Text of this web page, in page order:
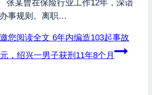
张某曾在保险行业工作12年，深谙
事规则。离职…
您阅读全文 6年内编造103起事故
，绍兴一男子获刑11年8个月